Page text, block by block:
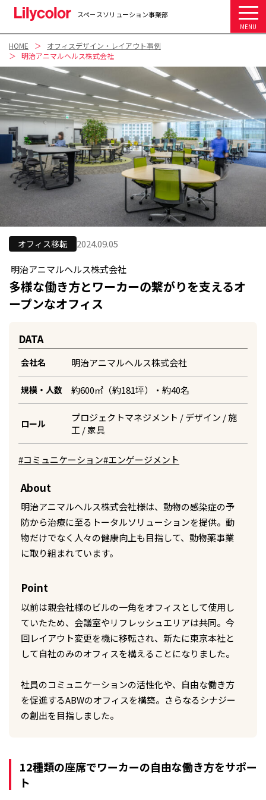
MENU
スペ－スソリューション事業部
HOME
オフィスデザイン・レイアウト事例
明治アニマルヘルス株式会社
オフィス移転 2024.09.05
明治アニマルヘルス株式会社
多様な働き方とワーカーの繋がりを支えるオ
ープンなオフィス
DATA
会社名 明治アニマルヘルス株式会社
規模・人数 約600㎡（約181坪）・約40名
ロール
プロジェクトマネジメント / デザイン / 施
工 / 家具
#コミュニケーション#エンゲージメント
About
明治アニマルヘルス株式会社様は、動物の感染症の予
防から治療に至るトータルソリューションを提供。動
物だけでなく人々の健康向上も目指して、動物薬事業
に取り組まれています。
Point
以前は親会社様のビルの一角をオフィスとして使用し
ていたため、会議室やリフレッシュエリアは共同。今
回レイアウト変更を機に移転され、新たに東京本社と
して自社のみのオフィスを構えることになりました。
社員のコミュニケーションの活性化や、自由な働き方
を促進するABWのオフィスを構築。さらなるシナジー
の創出を目指しました。
12種類の座席でワーカーの自由な働き方をサポー
ト